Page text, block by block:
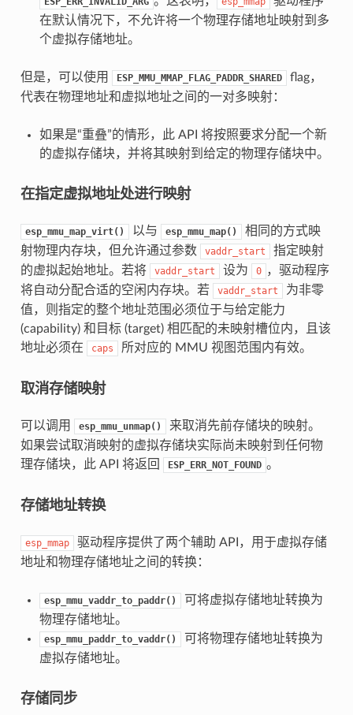
在默认情况下，不允许将一个物理存储地址映射到多
个虚拟存储地址。
但是，可以使用 ESP_MMU_MMAP_FLAG_PADDR_SHARED
flag，
代表在物理地址和虚拟地址之间的一对多映射：
如果是“重叠”的情形，此 API 将按照要求分配一个新
的虚拟存储块，并将其映射到给定的物理存储块中。
在指定虚拟地址处进行映射
esp_mmu_map_virt() 以与 esp_mmu_map()
相同的方式映
射物理内存块，但允许通过参数
vaddr_start
指定映射
的虚拟起始地址。若将
vaddr_start 设为 0 ，驱动程序
将自动分配合适的空闲内存块。若
vaddr_start
为非零
值，则指定的整个地址范围必须位于与给定能力
(capability) 和目标 (target) 相匹配的未映射槽位内，且该
地址必须在
caps 所对应的 MMU 视图范围内有效。
取消存储映射
可以调用 esp_mmu_unmap()
来取消先前存储块的映射。
如果尝试取消映射的虚拟存储块实际尚未映射到任何物
理存储块，此 API 将返回
ESP_ERR_NOT_FOUND 。
存储地址转换
esp_mmap
驱动程序提供了两个辅助 API，用于虚拟存储
地址和物理存储地址之间的转换：
esp_mmu_vaddr_to_paddr()
可将虚拟存储地址转换为
物理存储地址。
esp_mmu_paddr_to_vaddr()
可将物理存储地址转换为
虚拟存储地址。
存储同步